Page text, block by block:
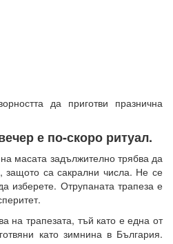
да приготви празнична
е по-скоро ритуал.
масата задължително трябва да
са сакрални числа. Не се
изберете. Отрупаната трапеза е
на трапезата, тъй като е една от
като зимнина в България.